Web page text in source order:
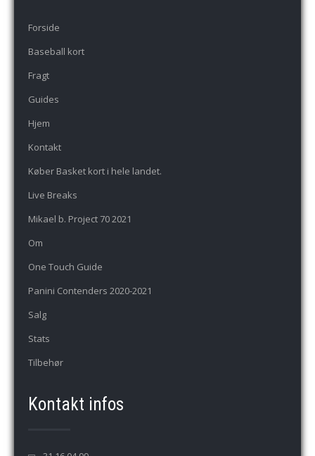
Forside
Baseball kort
Fragt
Guides
Hjem
Kontakt
Køber Basket kort i hele landet.
Live Breaks
Mikael b. Project 70 2021
Om
One Touch Guide
Panini Contenders 2020-2021
Salg
Stats
Tilbehør
Kontakt infos